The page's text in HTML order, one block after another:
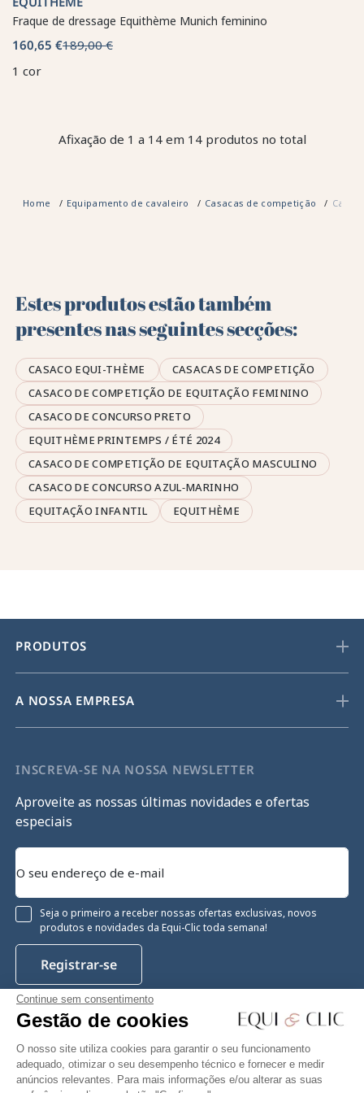
Continue sem consentimento
Gestão de cookies
O nosso site utiliza cookies para garantir o seu funcionamento
adequado, otimizar o seu desempenho técnico e fornecer e medir
anúncios relevantes. Para mais informações e/ou alterar as suas
Fraque de dressage Equithème Munich feminino
160,65 €189,00 €
1 cor
Afixação de 1 a 14 em 14 produtos no total
Home Equipamento de cavaleiro Casacas de competição
Estes produtos estão também
presentes nas seguintes secções:
CASACO EQUI-THÈME
CASACAS DE COMPETIÇÃO
CASACO DE COMPETIÇÃO DE EQUITAÇÃO FEMININO
CASACO DE CONCURSO PRETO
EQUITHÈME PRINTEMPS / ÉTÉ 2024
CASACO DE COMPETIÇÃO DE EQUITAÇÃO MASCULINO
CASACO DE CONCURSO AZUL‑MARINHO
EQUITAÇÃO INFANTIL
EQUITHÈME
PRODUTOS
A NOSSA EMPRESA
INSCREVA-SE NA NOSSA NEWSLETTER
Aproveite as nossas últimas novidades e ofertas
especiais
Seja o primeiro a receber nossas ofertas exclusivas, novos
produtos e novidades da Equi-Clic toda semana!
Registrar-se
Facebook Twitter
YouTube
Pinterest
Instagram